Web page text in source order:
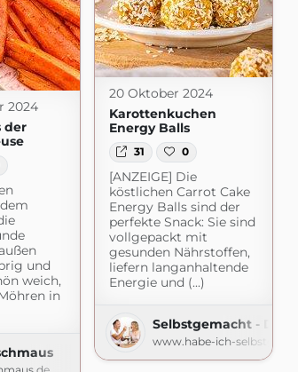
20 Oktober 2024
Karottenkuchen
Energy Balls
31 0
[ANZEIGE] Die
köstlichen Carrot Cake
Energy Balls sind der
perfekte Snack: Sie sind
vollgepackt mit
gesunden Nährstoffen,
liefern langanhaltende
Energie und (...)
Selbstgemacht - Der
www.habe-ich-
2024
der
und
weich,
in